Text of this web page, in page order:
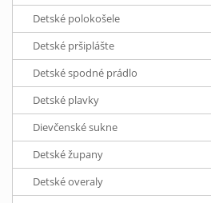
Detské polokošele
Detské pršiplášte
Detské spodné prádlo
Detské plavky
Dievčenské sukne
Detské župany
Detské overaly